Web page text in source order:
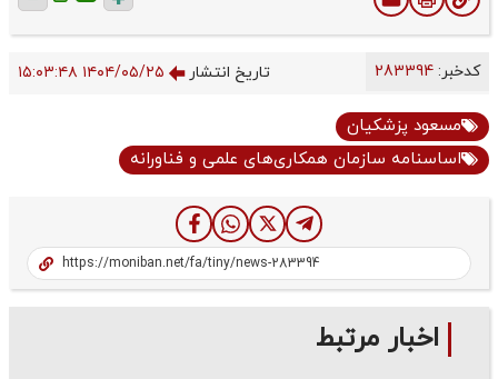
کدخبر: تاریخ انتشار ۱۴۰۴/۰۵/۲۵ ۱۵:۰۳:۴۸
مسعود پزشکیان
اساسنامه سازمان همکاری‌­های علمی و فناورانه
اخبار مرتبط